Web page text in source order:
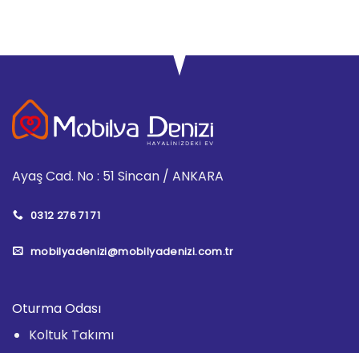
Ayaş Cad. No : 51 Sincan / ANKARA
0312 276 71 71
mobilyadenizi@mobilyadenizi.com.tr
Oturma Odası
Koltuk Takımı